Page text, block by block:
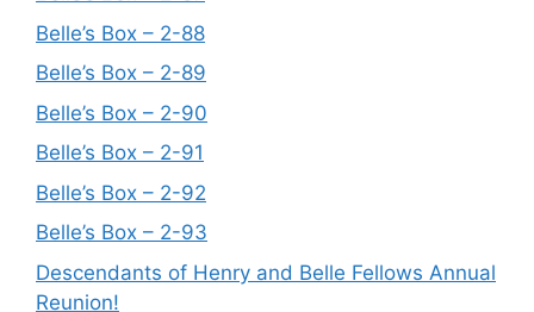
Belle’s Box – 2-88
Belle’s Box – 2-89
Belle’s Box – 2-90
Belle’s Box – 2-91
Belle’s Box – 2-92
Belle’s Box – 2-93
Descendants of Henry and Belle Fellows Annual
Reunion!